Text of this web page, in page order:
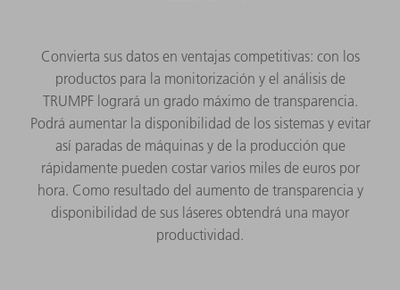
Convierta sus datos en ventajas competitivas: con los
productos para la monitorización y el análisis de
TRUMPF logrará un grado máximo de transparencia.
Podrá aumentar la disponibilidad de los sistemas y evitar
así paradas de máquinas y de la producción que
rápidamente pueden costar varios miles de euros por
hora. Como resultado del aumento de transparencia y
disponibilidad de sus láseres obtendrá una mayor
productividad.